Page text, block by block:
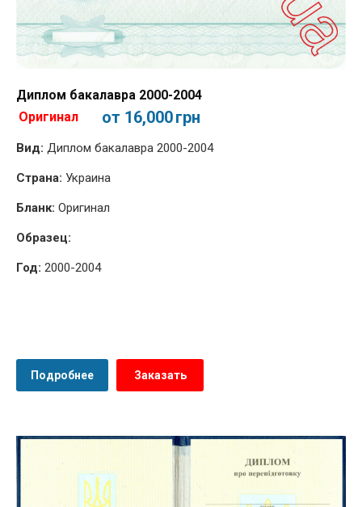
Диплом бакалавра 2000-2004
Оригинал
от 16,000грн
Вид: Диплом бакалавра 2000-2004
Страна: Украина
Бланк: Оригинал
Образец:
Год: 2000-2004
Подробнее Заказать